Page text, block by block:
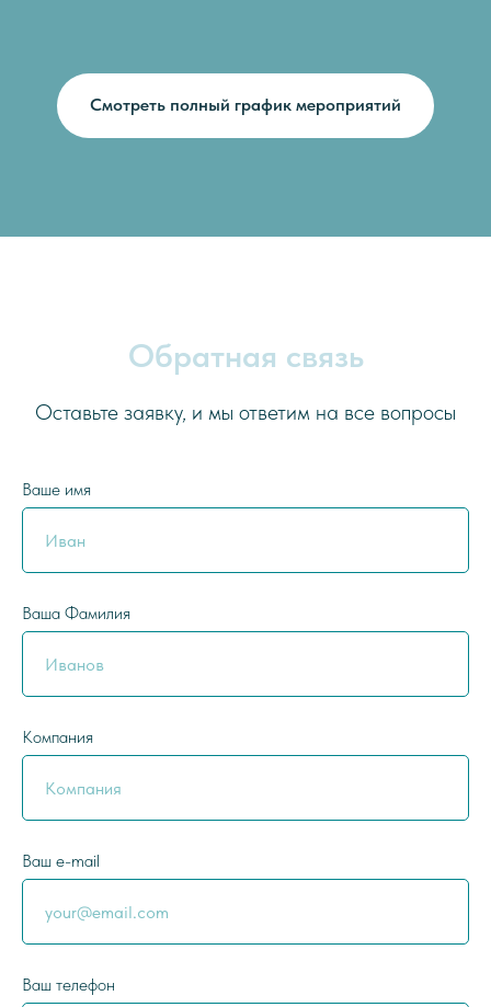
Смотреть полный график мероприятий
Обратная связь
Оставьте заявку, и мы ответим на все вопросы
Ваше имя
Ваша Фамилия
Компания
Ваш e-mail
Ваш телефон